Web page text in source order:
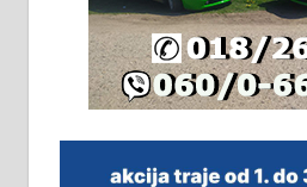
На продају
незавршена кућа
м2 са плацем од 8
виру у